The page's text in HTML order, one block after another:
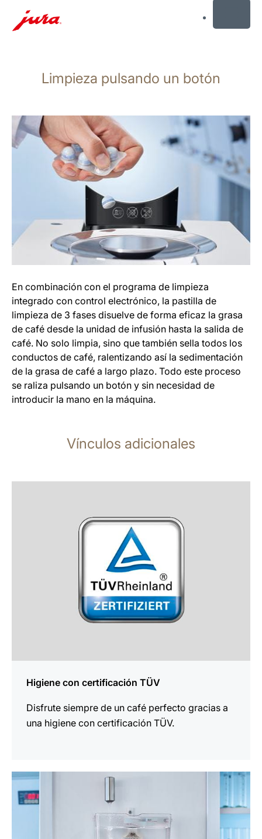
búsqueda
Limpieza pulsando un botón
En combinación con el programa de limpieza
integrado con control electrónico, la pastilla de
limpieza de 3 fases disuelve de forma eficaz la grasa
de café desde la unidad de infusión hasta la salida de
café. No solo limpia, sino que también sella todos los
conductos de café, ralentizando así la sedimentación
de la grasa de café a largo plazo. Todo este proceso
se raliza pulsando un botón y sin necesidad de
introducir la mano en la máquina.
Vínculos adicionales
Higiene con certificación TÜV
Disfrute siempre de un café perfecto gracias a
una higiene con certificación TÜV.
más
información